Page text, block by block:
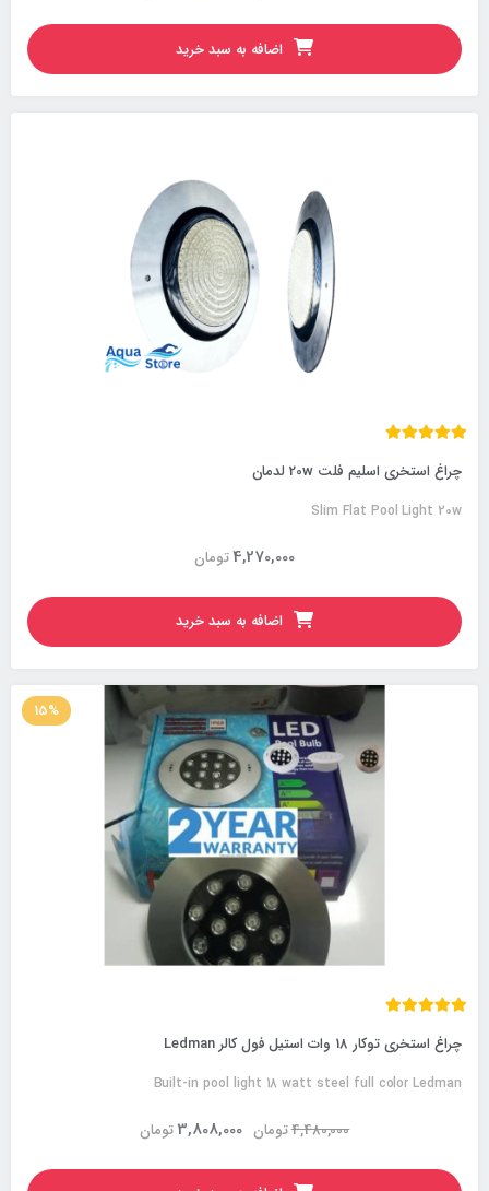
اضافه به سبد خرید
چراغ استخری اسلیم فلت 20w لدمان
Slim Flat Pool Light 20w
تومان4,270,000
اضافه به سبد خرید
15%
چراغ استخری توکار 18 وات استیل فول کالر Ledman
Built-in pool light 18 watt steel full color Ledman
تومان4,480,000 تومان3,808,000